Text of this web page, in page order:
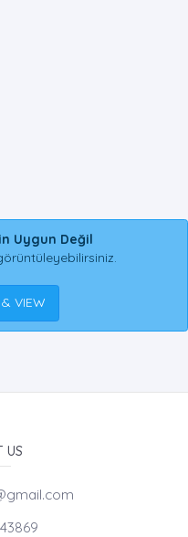
Uygun Değil
VIEW
US